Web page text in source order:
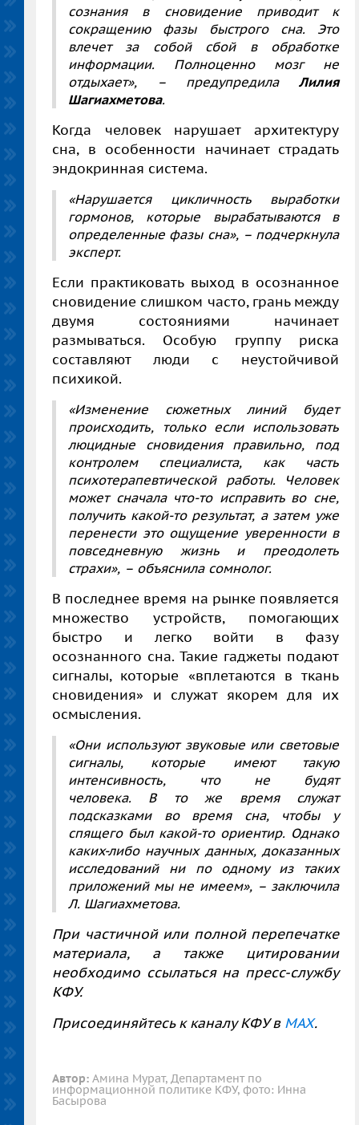
сознания в сновидение приводит к
сокращению фазы быстрого сна. Это
влечет за собой сбой в обработке
информации. Полноценно мозг не
отдыхает», – предупредила Лилия
Шагиахметова.
Когда человек нарушает архитектуру
сна, в особенности начинает страдать
эндокринная система.
«Нарушается цикличность выработки
гормонов, которые вырабатываются в
определенные фазы сна»,– подчеркнула
эксперт.
Если практиковать выход в осознанное
сновидение слишком часто, грань между
двумя состояниями начинает
размываться. Особую группу риска
составляют люди с неустойчивой
психикой.
«Изменение сюжетных линий будет
происходить, только если использовать
люцидные сновидения правильно, под
контролем специалиста, как часть
психотерапевтической работы. Человек
может сначала что-то исправить во сне,
получить какой-то результат, а затем уже
перенести это ощущение уверенности в
повседневную жизнь и преодолеть
страхи», – объяснила сомнолог.
В последнее время на рынке появляется
множество устройств, помогающих
быстро и легко войти в фазу
осознанного сна. Такие гаджеты подают
сигналы, которые «вплетаются в ткань
сновидения» и служат якорем для их
осмысления.
«Они используют звуковые или световые
сигналы, которые имеют такую
интенсивность, что не будят
человека. В то же время служат
подсказками во время сна, чтобы у
спящего был какой-то ориентир. Однако
каких-либо научных данных, доказанных
исследований ни по одному из таких
приложений мы не имеем»,– заключила
Л. Шагиахметова.
При частичной или полной перепечатке
материала, а также цитировании
необходимо ссылаться на пресс-службу
КФУ.
Присоединяйтесь к каналу КФУ в MAX.
Автор: Амина Мурат, Департамент по
информационной политике КФУ, фото: Инна
Басырова